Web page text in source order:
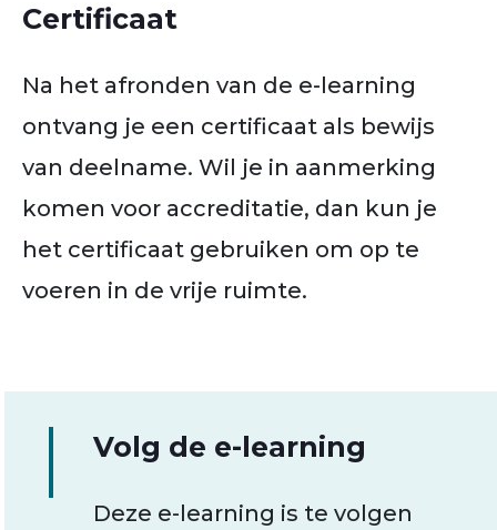
Certificaat
Na het afronden van de e-learning
ontvang je een certificaat als bewijs
van deelname. Wil je in aanmerking
komen voor accreditatie, dan kun je
het certificaat gebruiken om op te
voeren in de vrije ruimte.
Volg de e-learning
Deze e-learning is te volgen